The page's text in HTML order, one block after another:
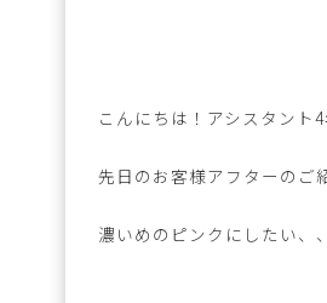
こんにちは！アシスタント
先日のお客様アフターのご
濃いめのピンクにしたい、